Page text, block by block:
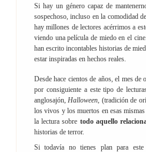
Si hay un género capaz de
sospechoso, incluso en la comodidad
hay millones de lectores acérrimos a
viendo una película de miedo en el
han escrito incontables historias de
estar inspiradas en hechos reales.
Desde hace cientos de años, el mes
por consiguiente a este tipo de
anglosajón,Halloween, (tradición de
los vivos y los muertos en esas
la lectura sobre todo aquello
historias de terror.
Si todavía no tienes plan para